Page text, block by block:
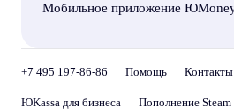
Мобильное приложение
+7 495 197-86-86 Помощь Контакты
ЮKassa для бизнеса Пополнение Steam